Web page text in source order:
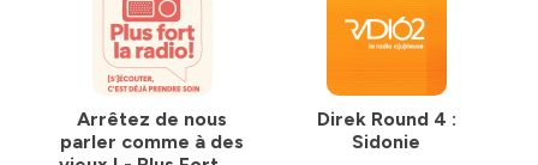
la Radio - emission
9
Arrêtez de nous
parler comme à des
Direk Round 4 :
Sidonie